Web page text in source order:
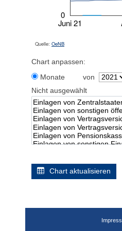
Juni 21
0
Quelle: OeNB
Chart anpassen:
Monate
von
Nicht ausgewählt
Chart aktualisieren